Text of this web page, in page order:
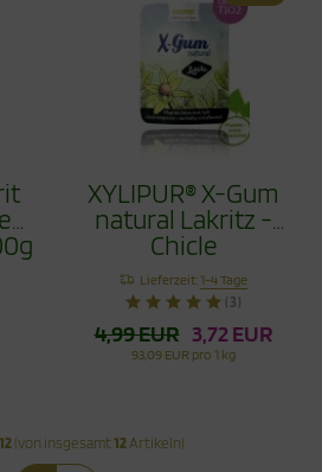
XYLIPUR® X-Gum
natural Lakritz -
Chicle
40g
Lieferzeit:1-4 Tage
(3)
4,99 EUR 3,72 EUR
93,09 EUR pro 1 kg
12(von insgesamt12Artikeln)